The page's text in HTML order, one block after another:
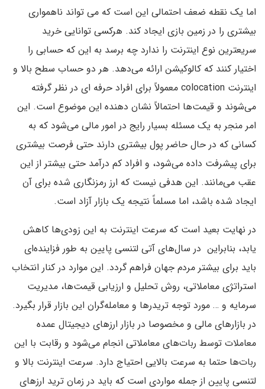
اما یک نقطه ضعف احتمالی این است که می تواند ناهمواری
بیشتری را در زمین بازی ایجاد کند. هرکسی توانایی خرید
سریعترین نوع اینترنت را ندارد چه برسد به این که حسابی را
اختیار کنند که کالوکیشن ارائه می‌دهد. هر دو حساب سطح بالا و
اینترنت colocation معمولاً برای افراد حرفه ای در نظر گرفته
می‌شوند و قیمت‌ها احتمالاً نشان دهنده این موضوع است. این
امر منجر به یک مسئله بسیار رایج در امور مالی می‌شود که به
کسانی که در حال حاضر پول بیشتری دارند حتی فرصت بیشتری
برای پیشرفت داده می‌شود، و افراد کم درآمد حتی بیشتر از این
عقب می‌مانند. این هدفی نیست که ارز رمزنگاری شده برای آن
ایجاد شده باشد، اما مسلماً نتیجه یک بازار آزاد است.
در نهایت بعید است که سرعت اینترنت به این زودی‌ها کاهش
یابد، بنابراین در سال‌های آتی لتنسی پایین به طور فزاینده‌ای
باید برای بیشتر مردم جهان فراهم گردد. این موارد در کنار انتخاب
استراتژی معاملاتی، روش تحلیل و ارزیابی قیمت‌ها، مدیریت
سرمایه و … مورد توجه تریدرها و معامله‌گران این بازار قرار بگیرد.
در بازارهای مالی و مخصوصا در بازار ارزهای دیجیتال عمده
معاملات توسط ربات‌های معاملاتی انجام می‌شود و رقابت با این
ربات‌ها حتما به سرعت بالایی احتیاج دارد. سرعت اینترنت بالا و
لتنسی پایین از جمله مواردی است که باید در زمان ترید ارزهای